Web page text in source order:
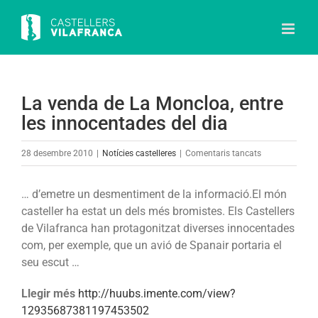
content
La venda de La Moncloa, entre
les innocentades del dia
28 desembre 2010 Notícies castelleres Comentaris tancatsa
… d’emetre un desmentiment de la informació.El món
casteller ha estat un dels més bromistes. Els Castellers
de Vilafranca han protagonitzat diverses innocentades
com, per exemple, que un avió de Spanair portaria el
seu escut …
Llegir més http://huubs.imente.com/view?
12935687381197453502